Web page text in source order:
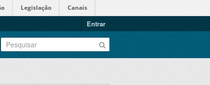
Legislação Canais
Entrar